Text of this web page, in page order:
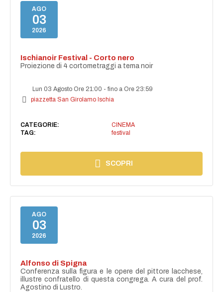
AGO
03
2026
Ischianoir Festival - Corto nero
Proiezione di 4 cortometraggi a tema noir
Lun 03 Agosto Ore 21:00 -fino a Ore 23:59
piazzetta San Girolamo Ischia
CATEGORIE:
CINEMA
TAG:
festival
SCOPRI
AGO
03
2026
Alfonso di Spigna
Conferenza sulla figura e le opere del pittore lacchese,
illustre confratello di questa congrega. A cura del prof.
Agostino di Lustro.